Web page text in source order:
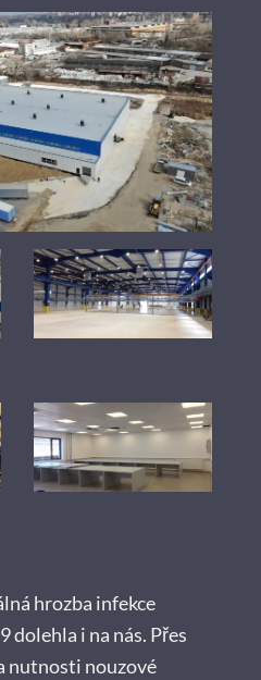
hrozba infekce
dolehla i na nás. Přes
nutnosti nouzové